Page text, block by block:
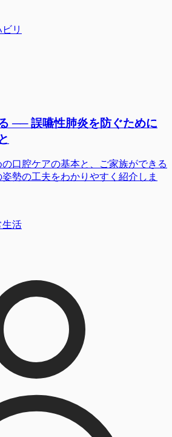
ビリ
── 誤嚥性肺炎を防ぐために
口腔ケアの基本と、ご家族ができる
勢の工夫をわかりやすく紹介しま
生活